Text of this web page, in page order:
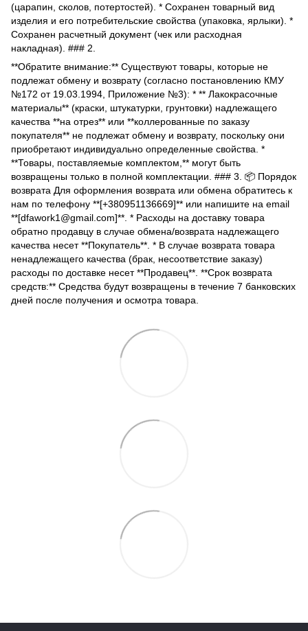
(царапин, сколов, потертостей). * Сохранен товарный вид
изделия и его потребительские свойства (упаковка, ярлыки). *
Сохранен расчетный документ (чек или расходная
накладная). ### 2.
**Обратите внимание:** Существуют товары, которые не
подлежат обмену и возврату (согласно постановлению КМУ
№172 от 19.03.1994, Приложение №3): * ** Лакокрасочные
материалы** (краски, штукатурки, грунтовки) надлежащего
качества **на отрез** или **коллерованные по заказу
покупателя** не подлежат обмену и возврату, поскольку они
приобретают индивидуально определенные свойства. *
**Товары, поставляемые комплектом,** могут быть
возвращены только в полной комплектации. ### 3. 📦 Порядок
возврата Для оформления возврата или обмена обратитесь к
нам по телефону **[+380951136669]** или напишите на email
**[dfawork1@gmail.com]**. * Расходы на доставку товара
обратно продавцу в случае обмена/возврата надлежащего
качества несет **Покупатель**. * В случае возврата товара
ненадлежащего качества (брак, несоответствие заказу)
расходы по доставке несет **Продавец**. **Срок возврата
средств:** Средства будут возвращены в течение 7 банковских
дней после получения и осмотра товара.